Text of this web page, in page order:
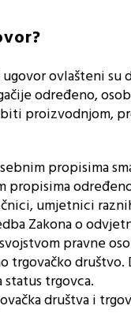
ovlašteni su
određeno,
proizvodnjom,
propisima
propisima
umjetnici
Zakona o
pravne
trgovačko
trgovca.
društva i